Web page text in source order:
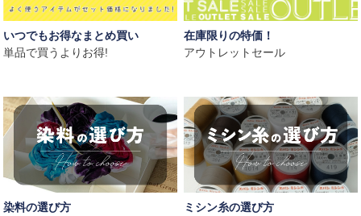
いつでもお得なまとめ買い
単品で買うよりお得!
在庫限りの特価！
アウトレットセール
染料の選び方
ミシン糸の選び方